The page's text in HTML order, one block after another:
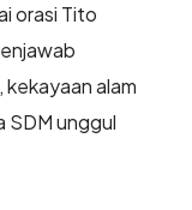
orasi Tito
alam
SDM unggul